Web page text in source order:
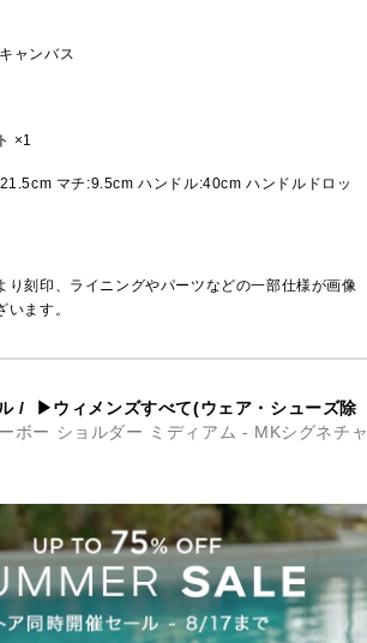
ャンバス
×1
マチ:9.5cm ハンドル:40cm ハンドルドロッ
刻印、ライニングやパーツなどの一部仕様が画像
います。
/
▶ウィメンズすべて(ウェア・シューズ除
ボー ショルダー ミディアム - MKシグネチャ